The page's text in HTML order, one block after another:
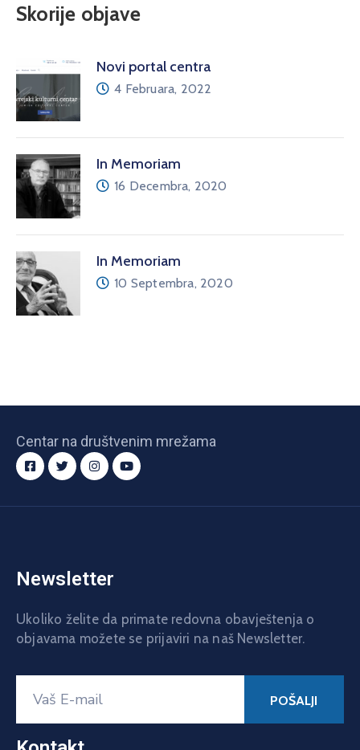
Skorije objave
Novi portal centra
4 Februara, 2022
In Memoriam
16 Decembra, 2020
In Memoriam
10 Septembra, 2020
Centar na društvenim mrežama
Newsletter
Ukoliko želite da primate redovna obavještenja o
objavama možete se prijaviri na naš Newsletter.